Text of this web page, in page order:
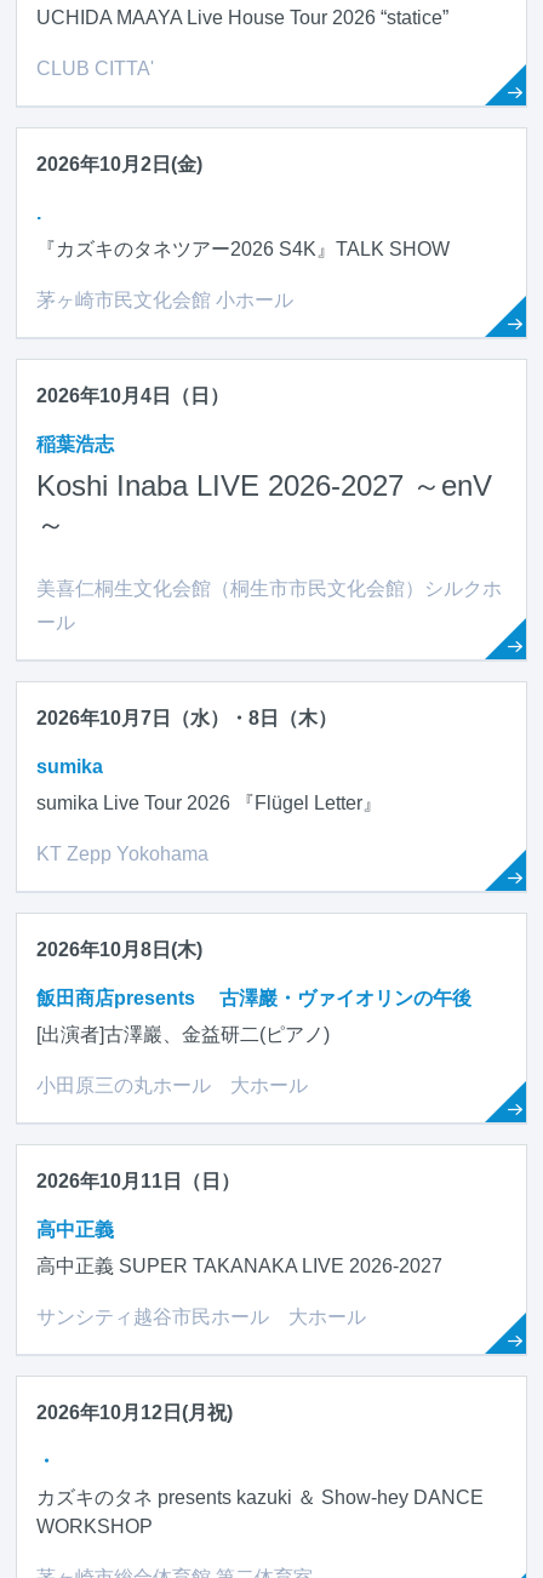
UCHIDA MAAYA Live House Tour 2026 “statice”
CLUB CITTA'
2026年10月2日(金)
.
『カズキのタネツアー2026 S4K』TALK SHOW
茅ヶ崎市民文化会館 小ホール
2026年10月4日（日）
稲葉浩志
Koshi Inaba LIVE 2026-2027 ～enV
～
美喜仁桐生文化会館（桐生市市民文化会館）シルクホ
ール
2026年10月7日（水）・8日（木）
sumika
sumika Live Tour 2026 『Flügel Letter』
KT Zepp Yokohama
2026年10月8日(木)
飯田商店presents 古澤巖・ヴァイオリンの午後
[出演者]古澤巖、金益研二(ピアノ)
小田原三の丸ホール 大ホール
2026年10月11日（日）
高中正義
高中正義 SUPER TAKANAKA LIVE 2026-2027
サンシティ越谷市民ホール 大ホール
2026年10月12日(月祝)
・
カズキのタネ presents kazuki ＆ Show-hey DANCE
WORKSHOP